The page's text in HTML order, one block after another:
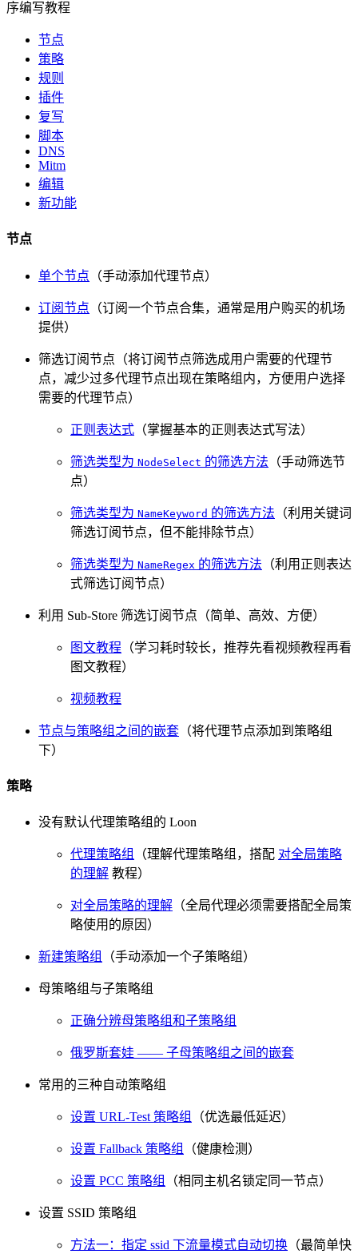
序编写教程
节点
策略
规则
插件
复写
脚本
DNS
Mitm
编辑
新功能
节点
单个节点 （手动添加代理节点）
订阅节点 （订阅一个节点合集，通常是用户购买的机场
提供）
筛选订阅节点（将订阅节点筛选成用户需要的代理节
点，减少过多代理节点出现在策略组内，方便用户选择
需要的代理节点）
正则表达式 （掌握基本的正则表达式写法）
筛选类型为 NodeSelect 的筛选方法 （手动筛选节
点）
筛选类型为 NameKeyword 的筛选方法 （利用关键词
筛选订阅节点，但不能排除节点）
筛选类型为 NameRegex 的筛选方法 （利用正则表达
式筛选订阅节点）
利用 Sub-Store 筛选订阅节点（简单、高效、方便）
图文教程 （学习耗时较长，推荐先看视频教程再看
图文教程）
视频教程
节点与策略组之间的嵌套 （将代理节点添加到策略组
下）
策略
没有默认代理策略组的 Loon
代理策略组 （理解代理策略组，搭配 对全局策略
的理解 教程）
对全局策略的理解 （全局代理必须需要搭配全局策
略使用的原因）
新建策略组 （手动添加一个子策略组）
母策略组与子策略组
正确分辨母策略组和子策略组
俄罗斯套娃 —— 子母策略组之间的嵌套
常用的三种自动策略组
设置 URL-Test 策略组 （优选最低延迟）
设置 Fallback 策略组 （健康检测）
设置 PCC 策略组 （相同主机名锁定同一节点）
设置 SSID 策略组
方法一：指定 ssid 下流量模式自动切换 （最简单快